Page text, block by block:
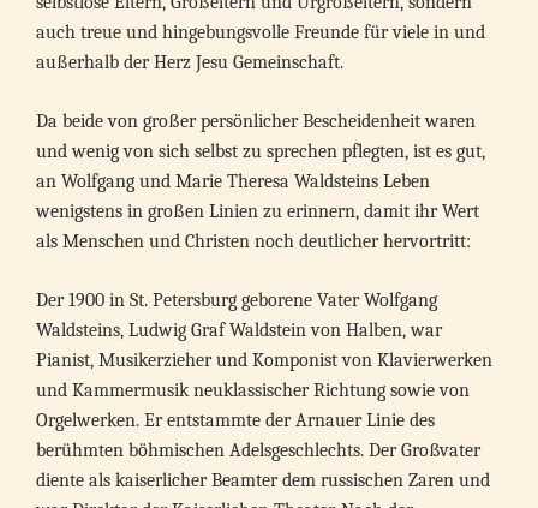
auch treue und hingebungsvolle Freunde für viele in und
außerhalb der Herz Jesu Gemeinschaft.
Da beide von großer persönlicher Bescheidenheit waren
und wenig von sich selbst zu sprechen pflegten, ist es gut,
an Wolfgang und Marie Theresa Waldsteins Leben
wenigstens in großen Linien zu erinnern, damit ihr Wert
als Menschen und Christen noch deutlicher hervortritt:
Der 1900 in St. Petersburg geborene Vater Wolfgang
Waldsteins, Ludwig Graf Waldstein von Halben, war
Pianist, Musikerzieher und Komponist von Klavierwerken
und Kammermusik neuklassischer Richtung sowie von
Orgelwerken. Er entstammte der Arnauer Linie des
berühmten böhmischen Adelsgeschlechts. Der Großvater
diente als kaiserlicher Beamter dem russischen Zaren und